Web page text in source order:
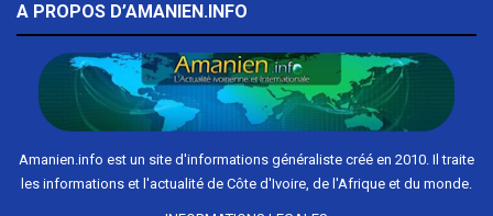
A PROPOS D’AMANIEN.INFO
Amanien.info est un site d'informations généraliste créé en 2010. Il traite
les informations et l'actualité de Côte d'Ivoire, de l'Afrique et du monde.